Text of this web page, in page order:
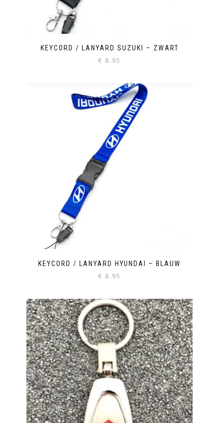
KEYCORD / LANYARD SUZUKI – ZWART
€ 8.95
KEYCORD / LANYARD HYUNDAI – BLAUW
€ 8.95